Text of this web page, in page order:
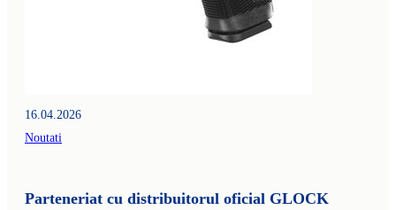
16.04.2026
Noutati
Parteneriat cu distribuitorul oficial GLOCK